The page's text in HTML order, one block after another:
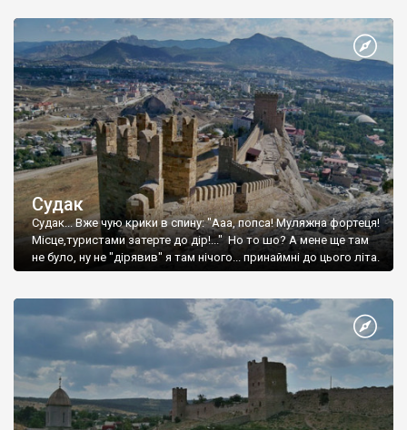
Судак
Судак... Вже чую крики в спину: "Ааа, попса! Муляжна фортеця!
Місце,туристами затерте до дір!..." Но то шо? А мене ще там
не було, ну не "дірявив" я там нічого... принаймні до цього літа.